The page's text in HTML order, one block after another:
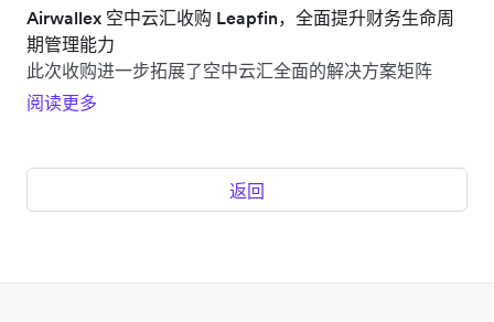
Airwallex 空中云汇收购 Leapfin，全面提升财务生命周
期管理能力
此次收购进一步拓展了空中云汇全面的解决方案矩阵
阅读更多
返回